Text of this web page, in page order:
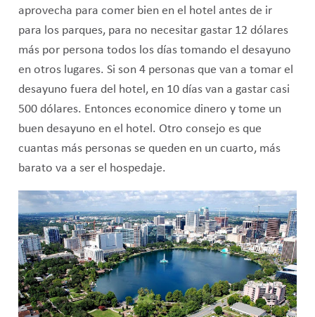
aprovecha para comer bien en el hotel antes de ir
para los parques, para no necesitar gastar 12 dólares
más por persona todos los días tomando el desayuno
en otros lugares. Si son 4 personas que van a tomar el
desayuno fuera del hotel, en 10 días van a gastar casi
500 dólares. Entonces economice dinero y tome un
buen desayuno en el hotel. Otro consejo es que
cuantas más personas se queden en un cuarto, más
barato va a ser el hospedaje.